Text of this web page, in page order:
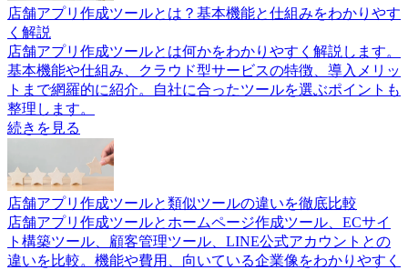
店舗アプリ作成ツールとは？基本機能と仕組みをわかりやす
く解説
店舗アプリ作成ツールとは何かをわかりやすく解説します。
基本機能や仕組み、クラウド型サービスの特徴、導入メリッ
トまで網羅的に紹介。自社に合ったツールを選ぶポイントも
整理します。
続きを見る
店舗アプリ作成ツールと類似ツールの違いを徹底比較
店舗アプリ作成ツールとホームページ作成ツール、ECサイ
ト構築ツール、顧客管理ツール、LINE公式アカウントとの
違いを比較。機能や費用、向いている企業像をわかりやすく